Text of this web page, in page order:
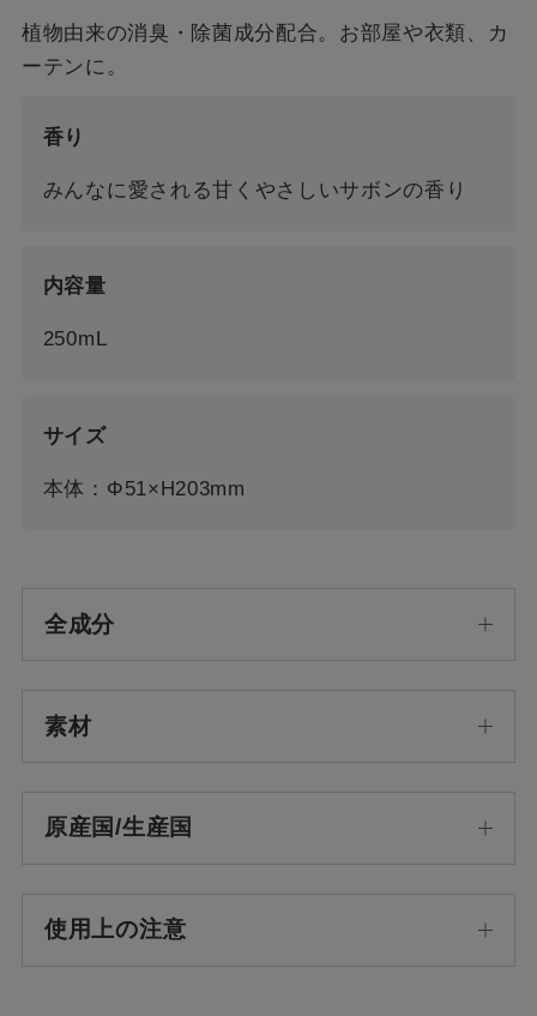
植物由来の消臭・除菌成分配合。お部屋や衣類、カ
ーテンに。
香り
みんなに愛される甘くやさしいサボンの香り
内容量
250mL
サイズ
本体：Φ51×H203mm
全成分
素材
原産国/生産国
使用上の注意